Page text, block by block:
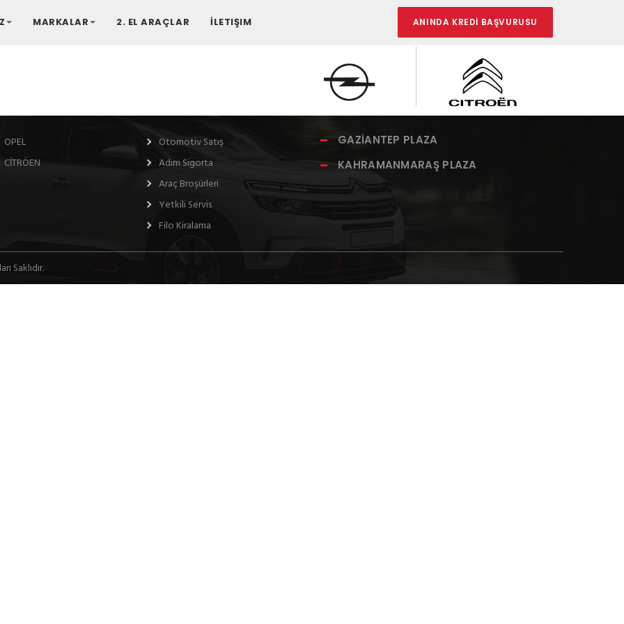
MARKALAR 2. EL ARAÇLAR İLETIŞIM ANINDA KREDİ BAŞVURUSU
OPEL
CİTRÖEN
Otomotiv Satış
Adım Sigorta
Araç Broşürleri
Yetkili Servis
Filo Kiralama
GAZİANTEP PLAZA
KAHRAMANMARAŞ PLAZA
Saklıdır.